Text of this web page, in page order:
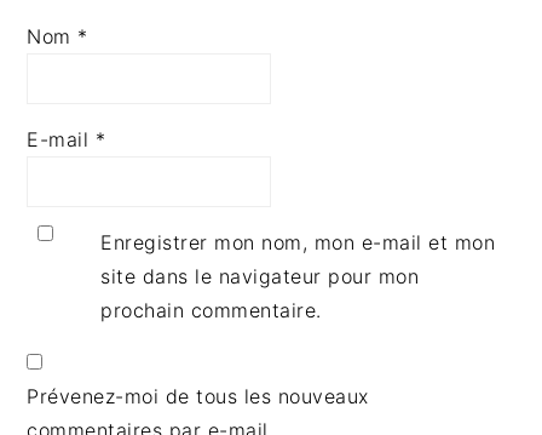
Nom *
E-mail *
Enregistrer mon nom, mon e-mail et mon
site dans le navigateur pour mon
prochain commentaire.
Prévenez-moi de tous les nouveaux
commentaires par e-mail.